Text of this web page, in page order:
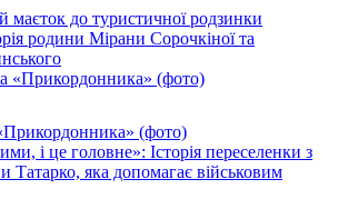
маєток до туристичної родзинки
родини Мірани Сорочкіної та
(фото)